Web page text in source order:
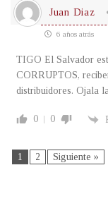
Juan Diaz
6 años atrás
TIGO El Salvador
CORRUPTOS,
distribuidores. Ojala
0 0
1 2 Siguiente »